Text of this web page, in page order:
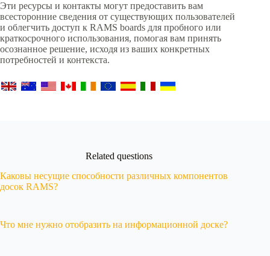
Эти ресурсы и контакты могут предоставить вам
всесторонние сведения от существующих пользователей
и облегчить доступ к RAMS boards для пробного или
краткосрочного использования, помогая вам принять
осознанное решение, исходя из ваших конкретных
потребностей и контекста.
Related questions
Каковы несущие способности различных компонентов
досок RAMS?
Что мне нужно отобразить на информационной доске?